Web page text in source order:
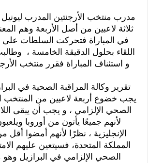
مدرب منتخب الأرجنتين المدرب
ثلاثة لاعبين من أصل الأربعة وهم
في المباراة فتحركت السلطات على
اللقاء بحلول الدقيقة الخامسة ،
و استئناف المباراة فقرر منتخب
تقرير وكالة المراقبة الصحية في
يجب خضوع أربعة لاعبين من المنتخب
الصحي الإلزامي ، و يجب أن يبقى
لأنهم جميعًا يأتون من أوروبا
المملكة المتحدة، فسيتعين عليهم
الصحي الإلزامي في البرازيل